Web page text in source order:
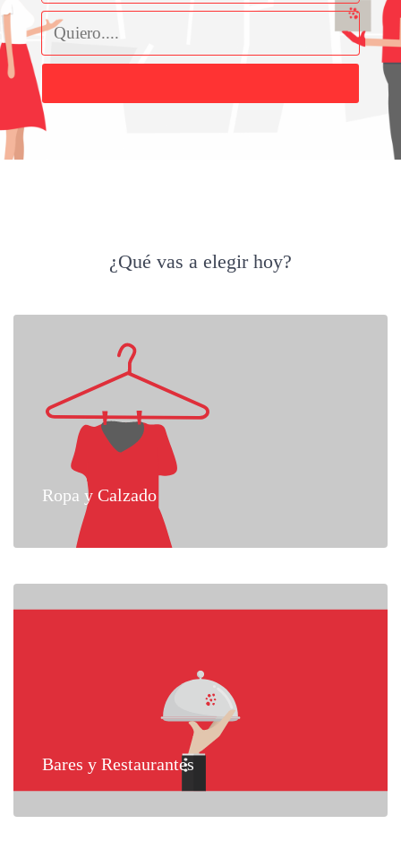
¿Qué vas a elegir hoy?
Ropa y Calzado
Bares y Restaurantes